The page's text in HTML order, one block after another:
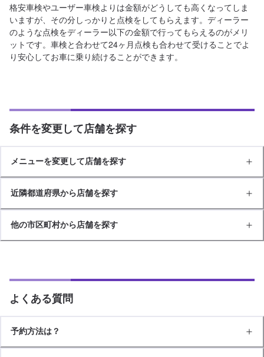
格安車検やユーザー車検よりは金額がどうしても高くなってしま
いますが、その分しっかりと点検をしてもらえます。ディーラー
のような点検をディーラー以下の金額で行ってもらえるのがメリ
ットです。車検と合わせて24ヶ月点検も合わせて受けることでよ
り安心してお車に乗り続けることができます。
条件を変更して店舗を探す
メニューを変更して店舗を探す
近隣都道府県から店舗を探す
他の市区町村から店舗を探す
よくある質問
予約方法は？